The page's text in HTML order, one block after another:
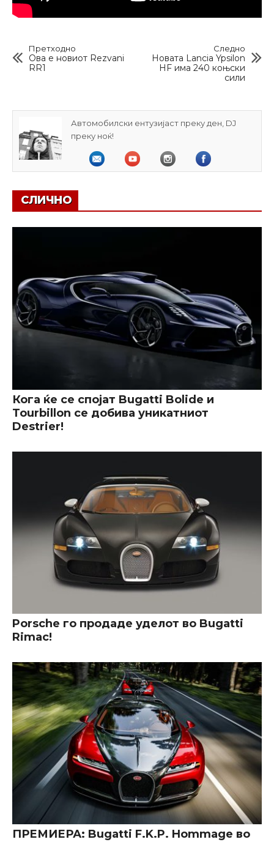
Претходно
Ова е новиот Rezvani
RR1
Следно
Новата Lancia Ypsilon
HF има 240 коњски
сили
Автомобилски ентузијаст преку ден, DJ
преку ноќ!
СЛИЧНО
Кога ќе се спојат Bugatti Bolide и
Tourbillon се добива уникатниот
Destrier!
Porsche го продаде уделот во Bugatti
Rimac!
ПРЕМИЕРА: Bugatti F.K.P. Hommage во